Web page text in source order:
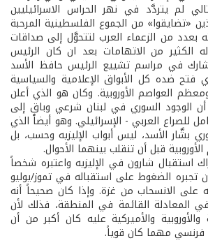
لم يتردَّد في نهر الحراس الاسرائيليين
«تضايقوا» من الجموع الفلسطينية المرحبة
بعدد من الزعماء العرب لتتحوَّل إلى صداقات
الكثير من الاتهامات بعد ان كان الرئيس
في مراسم تشييع الرئيس حافظ الأسد
ضده كل الأبواق الإعلامية والسياسية
العواصم الأوروبية. وكان هو الذي أعلن
أن الوجود السوري في لبنان شرعي وباقٍ إلى
للصراع العربي - الإسرائيلي. وهو أيضاً الذي
بشَّار الأسد، ليس أبواب الإليزيه وحسب، بل
قبل أن تنقلب بينهما الأحوال.
شيراك استقبال شارون في الإليزيه واعتبره شخصاً
تجبره الضغوط على استقباله في تموز/يوليو
له على الانسحاب من غزة. وإذا كان صحيحاً أنه
المعادلة القائمة في المنطقة، فذلك لأن
والأميركية عليه كان أكبر من أن
مهما كان قوياً.